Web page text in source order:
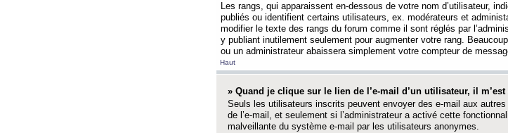
Les rangs, qui apparaissent en-dessous de votre nom d’utilisateur,
publiés ou identifient certains utilisateurs, ex. modérateurs et
modifier le texte des rangs du forum comme il sont réglés par
y publiant inutilement seulement pour augmenter votre rang.
ou un administrateur abaissera simplement votre compteur de
Haut
» Quand je clique sur le lien de l’e-mail d’un utilisateur, il
Seuls les utilisateurs inscrits peuvent envoyer des e-mail aux
de l’e-mail, et seulement si l’administrateur a activé cette
malveillante du système e-mail par les utilisateurs anonymes.